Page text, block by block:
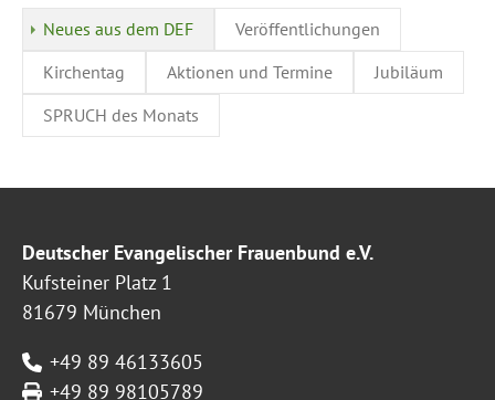
Neues aus dem DEF
Veröffentlichungen
Kirchentag
Aktionen und Termine
Jubiläum
SPRUCH des Monats
Deutscher Evangelischer Frauenbund e.V.
Kufsteiner Platz 1
81679 München
+49 89 46133605
+49 89 98105789